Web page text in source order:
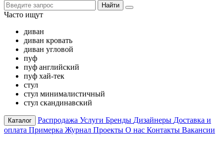
Найти
Часто ищут
диван
диван кровать
диван угловой
пуф
пуф английский
пуф хай-тек
стул
стул минималистичный
стул скандинавский
Каталог Распродажа Услуги Бренды Дизайнеры Доставка и
оплата Примерка Журнал Проекты О нас Контакты Вакансии